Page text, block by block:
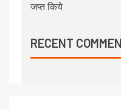
जप्त किये
RECENT